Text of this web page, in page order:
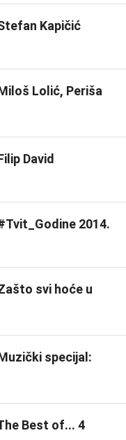
Kapičić
Lolić, Periša
David
2014.
svi hoće u
specijal:
Best of... 4